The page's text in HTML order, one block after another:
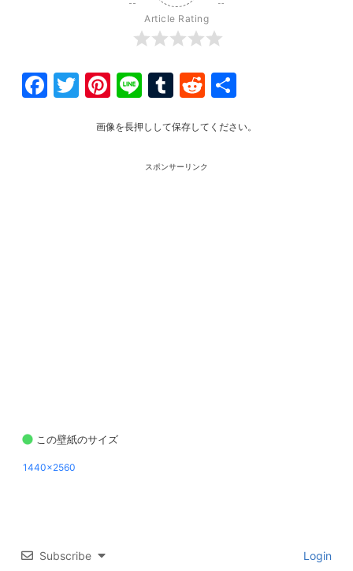
Article Rating
Facebook
Twitter
Pinterest
LineTumblr
Reddit
画像を長押しして保存してください。
スポンサーリンク
この壁紙のサイズ
1440x2560
Subscribe Login